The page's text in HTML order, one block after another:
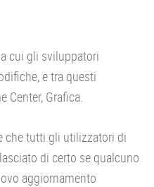
cui gli sviluppatori
e tra questi
Center, Grafica.
che tutti gli utilizzatori di
di certo se qualcuno
aggiornamento